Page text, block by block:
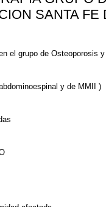
SANTA
el grupo de Osteoporosis
y de MMII )